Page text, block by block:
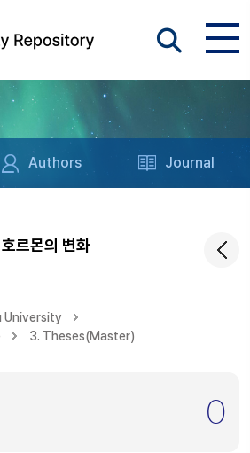
Authors Journal
르몬의 변화
University
3. Theses(Master)
0